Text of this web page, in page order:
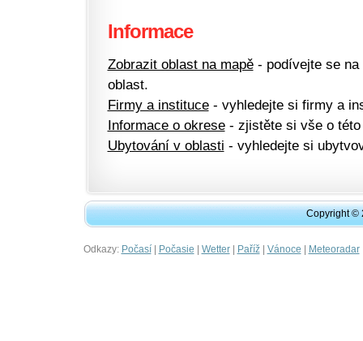
Informace
Zobrazit oblast na mapě- podívejte se na
oblast.
Firmy a instituce- vyhledejte si firmy a
Informace o okrese- zjistěte si vše o této
Ubytování v oblasti - vyhledejte si
Copyright ©
Odkazy: Počasí| Počasie | Wetter| Paříž| Vánoce | Meteoradar